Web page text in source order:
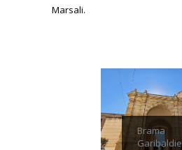
Marsali.
Brama